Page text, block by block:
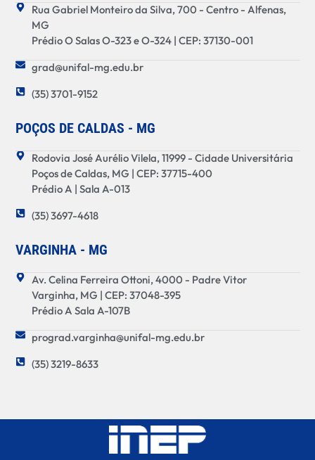
Rua Gabriel Monteiro da Silva, 700 - Centro - Alfenas,
MG
Prédio O Salas O-323 e O-324 | CEP: 37130-001
grad@unifal-mg.edu.br
(35) 3701-9152
POÇOS DE CALDAS - MG
Rodovia José Aurélio Vilela, 11999 - Cidade Universitária
Poços de Caldas, MG | CEP: 37715-400
Prédio A | Sala A-013
(35) 3697-4618
VARGINHA - MG
Av. Celina Ferreira Ottoni, 4000 - Padre Vitor
Varginha, MG | CEP: 37048-395
Prédio A Sala A-107B
prograd.varginha@unifal-mg.edu.br
(35) 3219-8633